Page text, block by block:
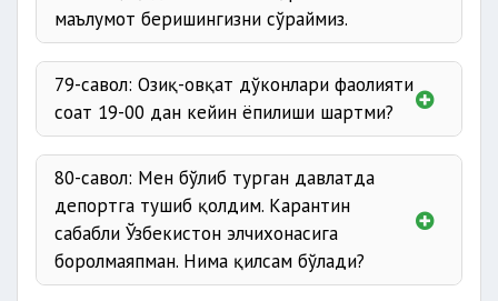
маълумот беришингизни сўраймиз.
79-савол: Озиқ-овқат дўконлари фаолияти
соат 19-00 дан кейин ёпилиши шартми?
80-савол: Мен бўлиб турган давлатда
депортга тушиб қолдим. Карантин
сабабли Ўзбекистон элчихонасига
боролмаяпман. Нима қилсам бўлади?